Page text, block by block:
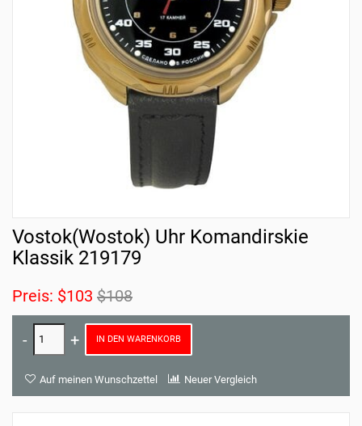
Vostok(Wostok) Uhr Komandirskie
Klassik 219179
Preis: $103 $108
IN DEN WARENKORB
Auf meinen Wunschzettel Neuer Vergleich